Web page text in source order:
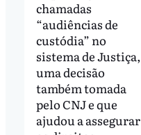
chamadas
“audiências de
custódia” no
sistema de Justiça,
uma decisão
também tomada
pelo CNJ e que
ajudou a assegurar